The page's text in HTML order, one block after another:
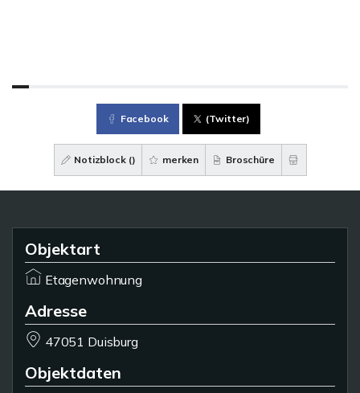
Facebook (Twitter)
Notizblock () merken Broschüre
Objektart
Etagenwohnung
Adresse
47051 Duisburg
Objektdaten